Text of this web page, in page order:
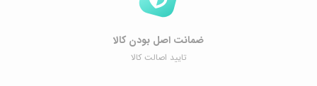
ضمانت اصل ‌بودن کالا
تایید اصالت کالا